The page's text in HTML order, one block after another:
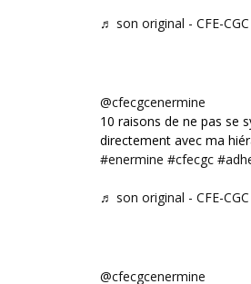
♬ son original - CFE-
@cfecgcenermine
10 raisons de ne pas se
directement avec ma
#enermine #cfecgc
♬ son original - CFE-
@cfecgcenermine